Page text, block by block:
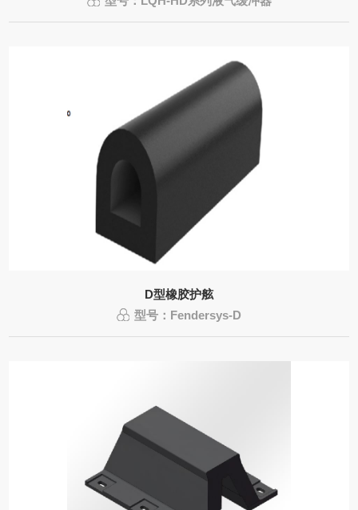
D型橡胶护舷
型号：Fendersys-D